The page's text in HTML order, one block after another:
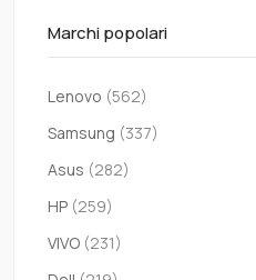
Marchi popolari
Lenovo (562)
Samsung (337)
Asus (282)
HP (259)
VIVO (231)